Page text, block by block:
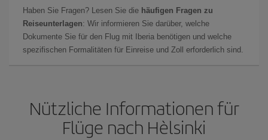
Haben Sie Fragen? Lesen Sie die häufigen Fragen zu
Reiseunterlagen: Wir informieren Sie darüber, welche
Dokumente Sie für den Flug mit Iberia benötigen und welche
spezifischen Formalitäten für Einreise und Zoll erforderlich sind.
Nützliche Informationen für
Flüge nach Hèlsinki